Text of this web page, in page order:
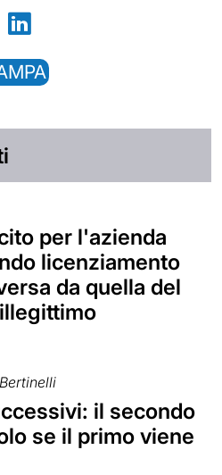
per l'azienda
licenziamento
da quella del
il secondo
se il primo viene